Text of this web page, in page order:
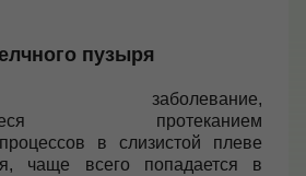
пузыря
заболевание,
протеканием
в слизистой плеве
чаще всего попадается в